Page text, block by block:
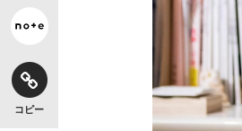
「目標達成で
コピー